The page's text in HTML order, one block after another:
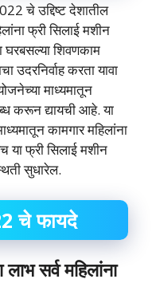
चे उद्दिष्ट देशातील
फ्री सिलाई मशीन
शिवणकाम
करता यावा
माध्यमातून
करून द्यायची आहे. या
कामगार महिलांना
या फ्री सिलाई मशीन
सुधारेल.
चे फायदे
सर्व महिलांना